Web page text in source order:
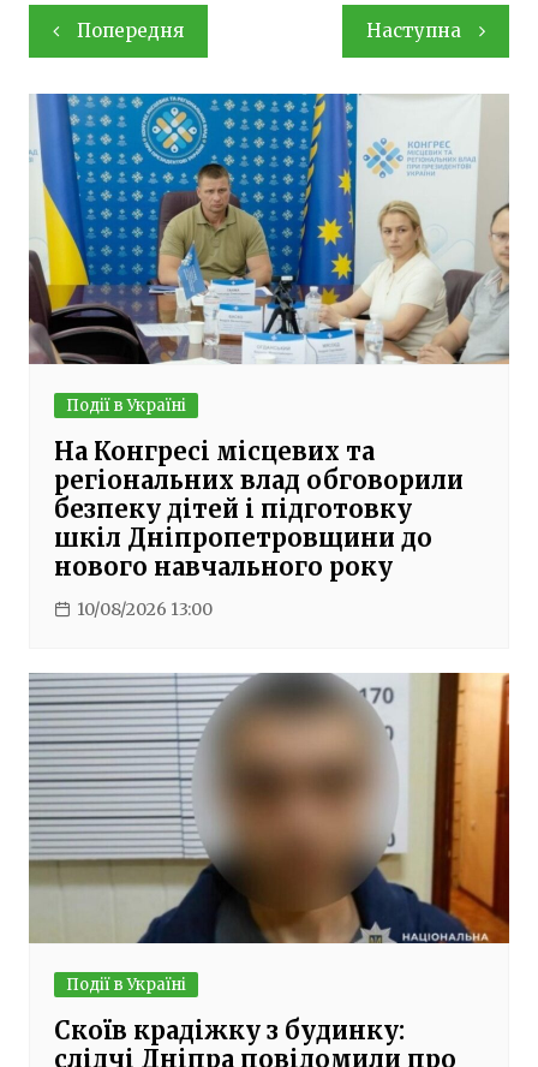
Навігація
записів
Попередня Наступна
Події в Україні
На Конгресі місцевих та
регіональних влад обговорили
безпеку дітей і підготовку
шкіл Дніпропетровщини до
нового навчального року
10/08/2026 13:00
Події в Україні
Скоїв крадіжку з будинку:
слідчі Дніпра повідомили про